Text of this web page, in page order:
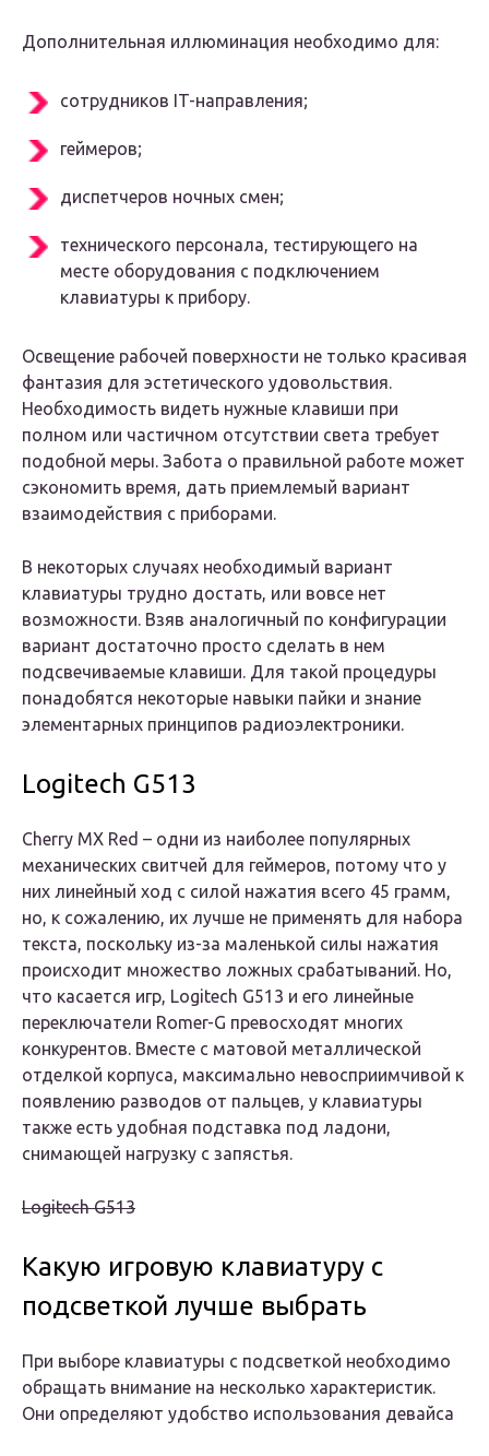
Дополнительная иллюминация необходимо для:
сотрудников IT-направления;
геймеров;
диспетчеров ночных смен;
технического персонала, тестирующего на
месте оборудования с подключением
клавиатуры к прибору.
Освещение рабочей поверхности не только красивая
фантазия для эстетического удовольствия.
Необходимость видеть нужные клавиши при
полном или частичном отсутствии света требует
подобной меры. Забота о правильной работе может
сэкономить время, дать приемлемый вариант
взаимодействия с приборами.
В некоторых случаях необходимый вариант
клавиатуры трудно достать, или вовсе нет
возможности. Взяв аналогичный по конфигурации
вариант достаточно просто сделать в нем
подсвечиваемые клавиши. Для такой процедуры
понадобятся некоторые навыки пайки и знание
элементарных принципов радиоэлектроники.
Logitech G513
Cherry MX Red – одни из наиболее популярных
механических свитчей для геймеров, потому что у
них линейный ход с силой нажатия всего 45 грамм,
но, к сожалению, их лучше не применять для набора
текста, поскольку из-за маленькой силы нажатия
происходит множество ложных срабатываний. Но,
что касается игр, Logitech G513 и его линейные
переключатели Romer-G превосходят многих
конкурентов. Вместе с матовой металлической
отделкой корпуса, максимально невосприимчивой к
появлению разводов от пальцев, у клавиатуры
также есть удобная подставка под ладони,
снимающей нагрузку с запястья.
Logitech G513
Какую игровую клавиатуру с
подсветкой лучше выбрать
При выборе клавиатуры с подсветкой необходимо
обращать внимание на несколько характеристик.
Они определяют удобство использования девайса